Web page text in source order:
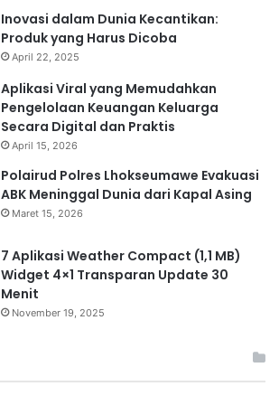
Inovasi dalam Dunia Kecantikan:
Produk yang Harus Dicoba
April 22, 2025
Aplikasi Viral yang Memudahkan
Pengelolaan Keuangan Keluarga
Secara Digital dan Praktis
April 15, 2026
Polairud Polres Lhokseumawe Evakuasi
ABK Meninggal Dunia dari Kapal Asing
Maret 15, 2026
7 Aplikasi Weather Compact (1,1 MB)
Widget 4×1 Transparan Update 30
Menit
November 19, 2025